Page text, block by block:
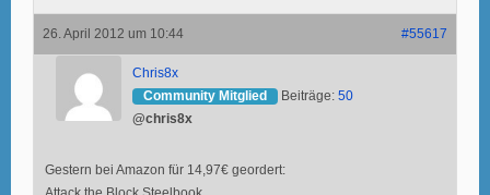
26. April 2012 um 10:44 #55617
Chris8x
Community Mitglied
Beiträge: 50
@chris8x
Gestern bei Amazon für 14,97€ geordert: